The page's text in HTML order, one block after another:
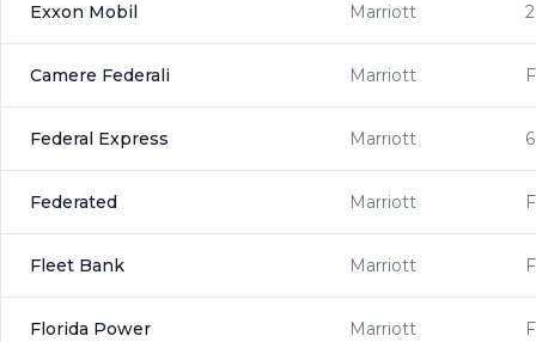
Exxon Mobil Marriott
Camere Federali Marriott
Federal Express Marriott
Federated Marriott
Fleet Bank Marriott
Florida Power Marriott